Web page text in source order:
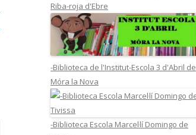
Riba-roja d'Ebre
-Biblioteca de l'Institut-Escola 3 d'Abril de
Móra la Nova
-Biblioteca Escola Marcel·lí Domingo de